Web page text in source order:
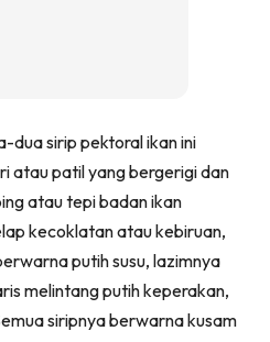
dua sirip pektoral ikan ini
atau patil yang bergerigi dan
atau tepi badan ikan
kecoklatan atau kebiruan,
putih susu, lazimnya
melintang putih keperakan,
siripnya berwarna kusam